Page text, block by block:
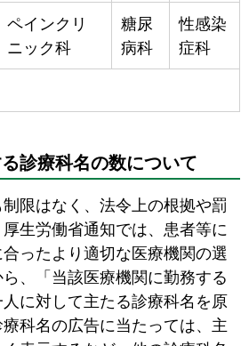
ペインクリ
ニック科
糖尿
病科
性感染
症科
診療科名の数について
限はなく、法令上の根拠や罰
生労働省通知では、患者等に
ったより適切な医療機関の選
、「当該医療機関に勤務する
に対して主たる診療科名を原
科名の広告に当たっては、主